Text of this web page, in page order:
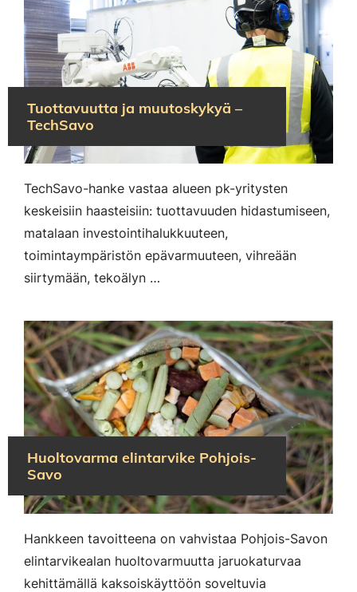
Tuottavuutta ja muutoskykyä –
TechSavo
TechSavo-hanke vastaa alueen pk-yritysten
keskeisiin haasteisiin: tuottavuuden hidastumiseen,
matalaan investointihalukkuuteen,
toimintaympäristön epävarmuuteen, vihreään
siirtymään, tekoälyn …
Huoltovarma elintarvike Pohjois-
Savo
Hankkeen tavoitteena on vahvistaa Pohjois-Savon
elintarvikealan huoltovarmuutta jaruokaturvaa
kehittämällä kaksoiskäyttöön soveltuvia